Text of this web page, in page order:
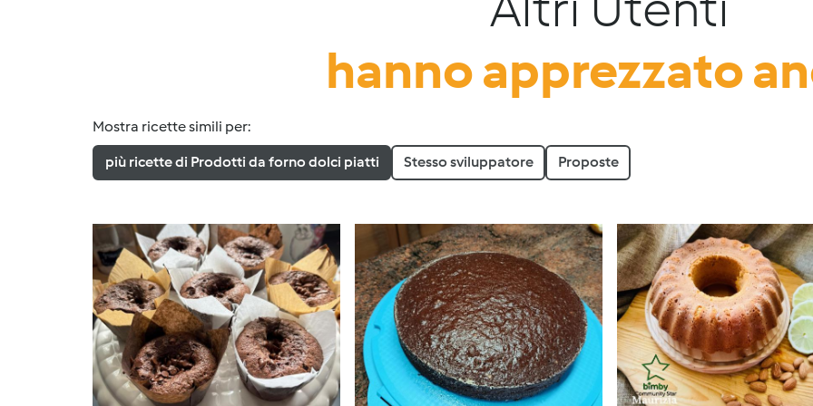
hanno apprezzato
Mostra ricette simili per:
più ricette di Prodotti da forno dolci piatti Stesso sviluppatore Proposte